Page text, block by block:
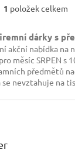
O
l
á
d
a
c
p
1 položek celkem
dárky s
akční nabídka na
měsíc SRPEN s
předmětů
se nevztahuje na